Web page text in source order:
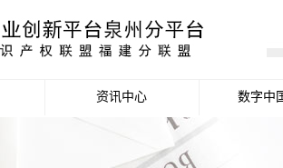
资讯中心 数字中